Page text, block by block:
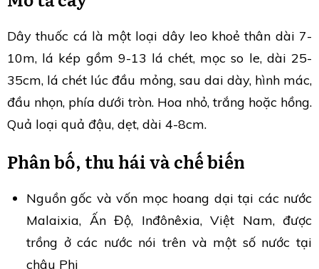
Dây thuốc cá là một loại dây leo khoẻ thân dài 7-
10m, lá kép gồm 9-13 lá chét, mọc so le, dài 25-
35cm, lá chét lúc đầu mỏng, sau dai dày, hình mác,
đầu nhọn, phía dưới tròn. Hoa nhỏ, trắng hoặc hồng.
Quả loại quả đậu, dẹt, dài 4-8cm.
Phân bố, thu hái và chế biến
Nguồn gốc và vốn mọc hoang dại tại các nước
Malaixia, Ấn Độ, Inđônêxia, Việt Nam, được
trồng ở các nước nói trên và một số nước tại
châu Phi